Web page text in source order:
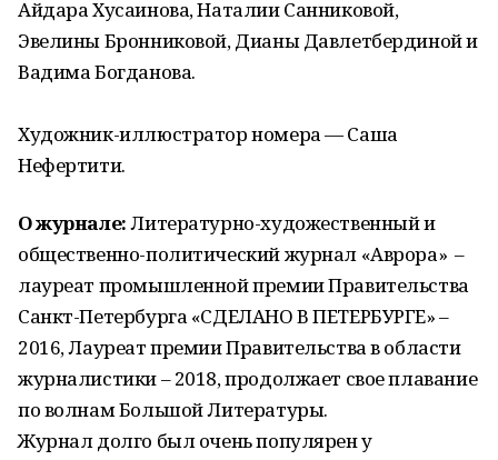
Айдара Хусаинова, Наталии Санниковой,
Эвелины Бронниковой, Дианы Давлетбердиной и
Вадима Богданова.
Художник-иллюстратор номера — Саша
Нефертити.
О журнале:Литературно-художественный и
общественно-политический журнал «Аврора» –
лауреат промышленной премии Правительства
Санкт-Петербурга «СДЕЛАНО В ПЕТЕРБУРГЕ» –
2016, Лауреат премии Правительства в области
журналистики – 2018, продолжает свое плавание
по волнам Большой Литературы.
Журнал долго был очень популярен у